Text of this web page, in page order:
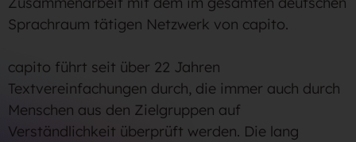
Sprachraum tätigen Netzwerk von capito.
capito führt seit über 22 Jahren
Textvereinfachungen durch, die immer auch durch
Menschen aus den Zielgruppen auf
Verständlichkeit überprüft werden. Die lang